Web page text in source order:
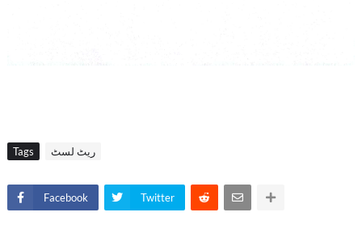
Tags ریٹ لسٹ
Facebook Twitter